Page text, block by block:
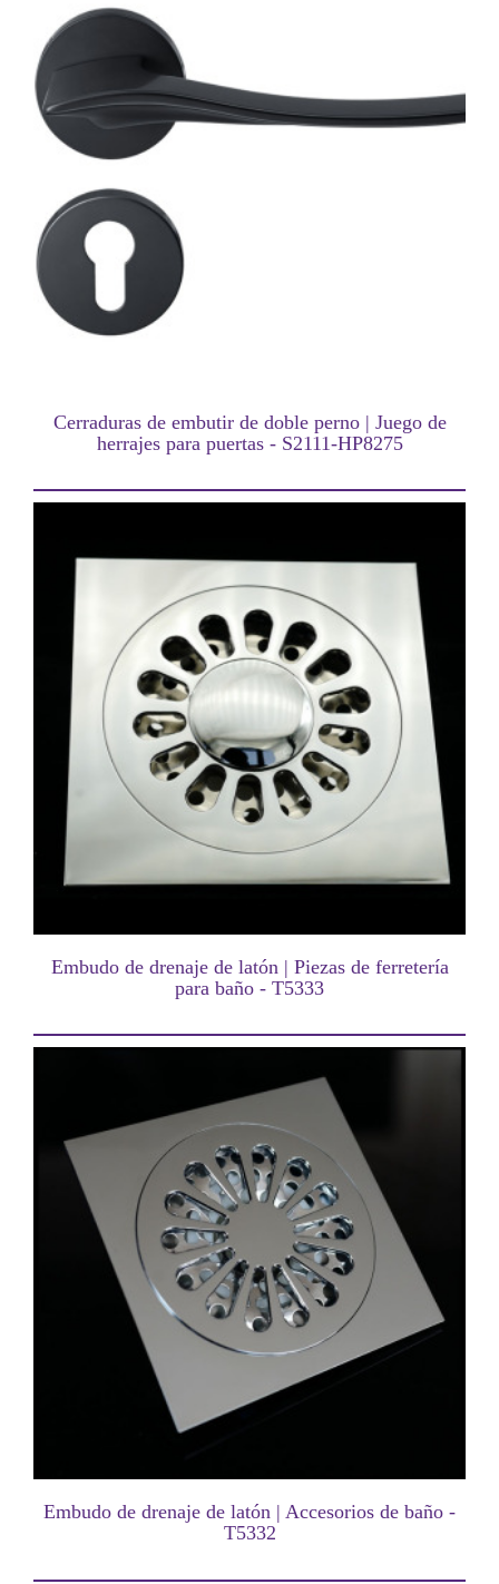
Cerraduras de embutir de doble perno | Juego de
herrajes para puertas - S2111-HP8275
Embudo de drenaje de latón | Piezas de ferretería
para baño - T5333
Embudo de drenaje de latón | Accesorios de baño -
T5332